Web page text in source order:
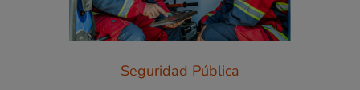
Seguridad Pública